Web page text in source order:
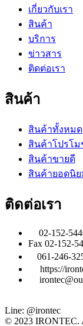
เกี่ยวกับเรา
สินค้า
บริการ
ข่าวสาร
ติดต่อเรา
สินค้า
สินค้าทั้งหมด
สินค้าโปรโ
สินค้าขายดี
สินค้ายอดนิย
ติดต่อเรา
02-152-
Fax 02-152-
061-246-
https://
Line: @irontec
© 2023 IRONTEC.